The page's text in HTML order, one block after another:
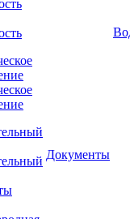
Документы